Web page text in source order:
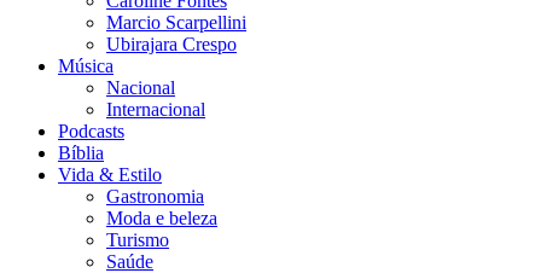
Marcio Scarpellini
Ubirajara Crespo
Música
Nacional
Internacional
Podcasts
Bíblia
Vida & Estilo
Gastronomia
Moda e beleza
Turismo
Saúde